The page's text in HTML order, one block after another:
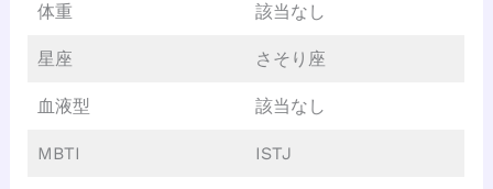
体重 該当なし
星座 さそり座
血液型 該当なし
MBTI ISTJ